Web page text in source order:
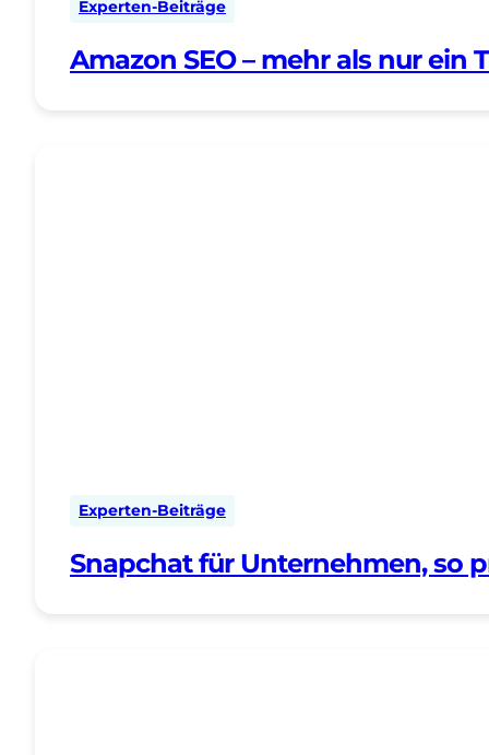
Experten-Beiträge
Amazon SEO – mehr als nur ein
Experten-Beiträge
Snapchat für Unternehmen, so